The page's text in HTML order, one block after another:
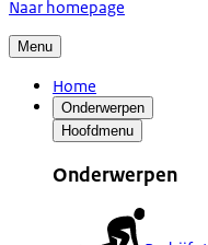
Naar homepage
Menu
Home
Onderwerpen
Hoofdmenu
Onderwerpen